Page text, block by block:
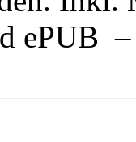
ePUB